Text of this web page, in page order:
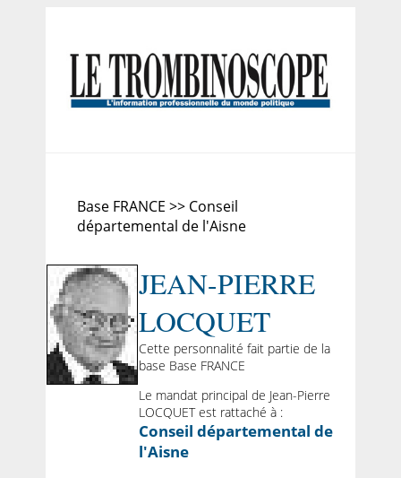
Base FRANCE >> Conseil
départemental de l'Aisne
JEAN-PIERRE
LOCQUET
Cette personnalité fait partie de la
base Base FRANCE
Le mandat principal de Jean-Pierre
LOCQUET est rattaché à :
Conseil départemental de
l'Aisne